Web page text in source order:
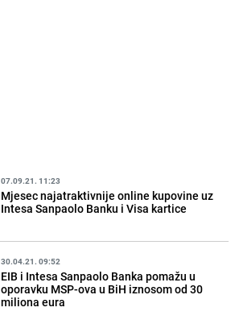
07.09.21. 11:23
Mjesec najatraktivnije online kupovine uz
Intesa Sanpaolo Banku i Visa kartice
30.04.21. 09:52
EIB i Intesa Sanpaolo Banka pomažu u
oporavku MSP-ova u BiH iznosom od 30
miliona eura